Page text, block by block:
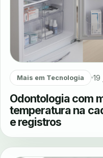
Mais em Tecnologia 19
Odontologia com
temperatura na
e registros